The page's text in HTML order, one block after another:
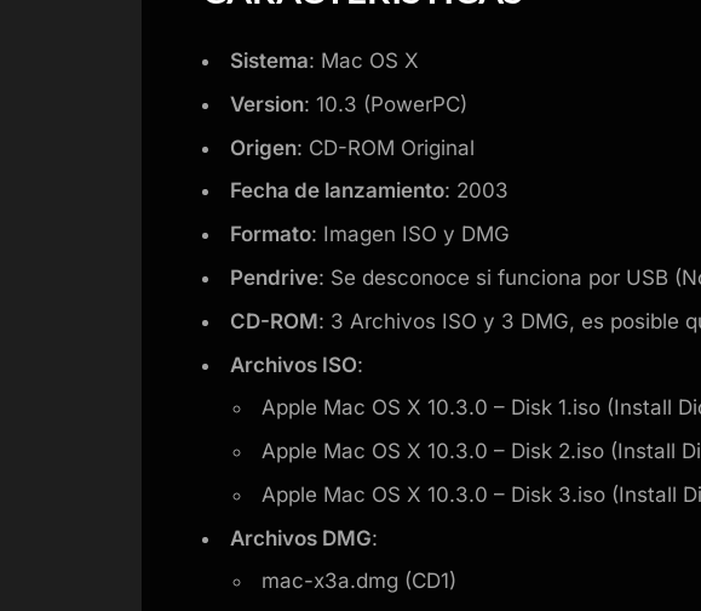
Sistema: Mac OS X
Version: 10.3 (PowerPC)
Origen: CD-ROM Original
Fecha de lanzamiento: 2003
Formato: Imagen ISO y DMG
Pendrive: Se desconoce si funciona por USB
CD-ROM: 3 Archivos ISO y 3 DMG, es posible
Archivos ISO:
Apple Mac OS X 10.3.0 – Disk 1.iso (Install
Apple Mac OS X 10.3.0 – Disk 2.iso (Install
Apple Mac OS X 10.3.0 – Disk 3.iso (Install
Archivos DMG:
mac-x3a.dmg (CD1)